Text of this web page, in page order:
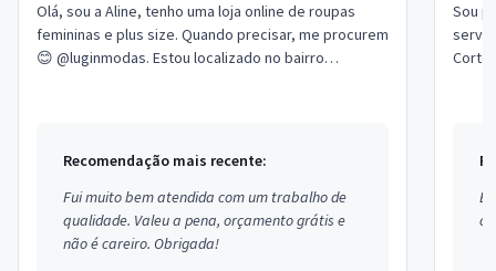
Olá, sou a Aline, tenho uma loja online de roupas
femininas e plus size. Quando precisar, me procurem
😊 @luginmodas. Estou localizado no bairro
Recomendação mais recente:
Fui muito bem atendida com um trabalho de
qualidade. Valeu a pena, orçamento grátis e
não é careiro. Obrigada!
Sou
Corte